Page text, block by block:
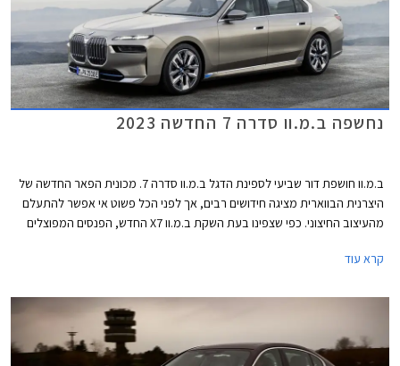
נחשפה ב.מ.וו סדרה 7 החדשה 2023
ב.מ.וו חושפת דור שביעי לספינת הדגל ב.מ.וו סדרה 7. מכונית הפאר החדשה של
היצרנית הבווארית מציגה חידושים רבים, אך לפני הכל פשוט אי אפשר להתעלם
מהעיצוב החיצוני. כפי שצפינו בעת השקת ב.מ.וו X7 החדש, הפנסים המפוצלים
המשלב שלל כונסי אוויר, נוצרת חזית מעט קשה לעיכול. הדופן בניגוד לכך מציגה
בהתאם לרמת הגימור. חלק מהגרסאות יוצעו בצביעה דו-גונית מקו המותניים
ומעלה. גם הזנב מציג מראה נקי יחסית, עם יחידות תאורה צרות ולוחית רישוי
שנדדה מדלת תא המטען אל הפגוש שעיצובו משתנה בהתאם לרמת הגימור.
קרא עוד